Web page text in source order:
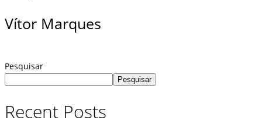
Vítor Marques
Pesquisar
Pesquisar
Recent Posts